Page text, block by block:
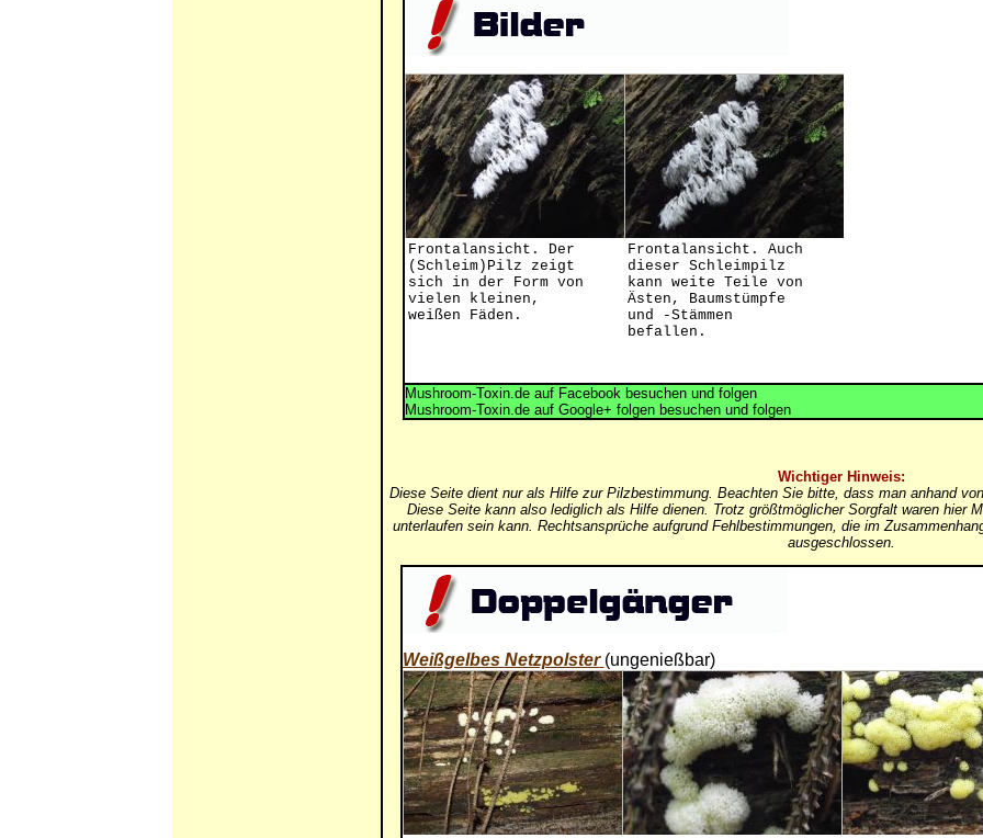
Frontalansicht. Der
(Schleim)Pilz zeigt
sich in der Form von
vielen kleinen,
weißen Fäden.
Frontalansicht. Auch
dieser Schleimpilz
kann weite Teile von
Ästen, Baumstümpfe
und -Stämmen
befallen.
Mushroom-Toxin.de auf Facebook besuchen und folgen
Mushroom-Toxin.de auf Google+ folgen besuchen und folgen
Wichtiger Hinweis:
Diese Seite dient nur als Hilfe zur Pilzbestimmung. Beachten Sie bitte, dass man anhand
Diese Seite kann also lediglich als Hilfe dienen. Trotz größtmöglicher Sorgfalt waren hier
unterlaufen sein kann. Rechtsansprüche aufgrund Fehlbestimmungen, die im
ausgeschlossen.
Weißgelbes Netzpolster (ungenießbar)